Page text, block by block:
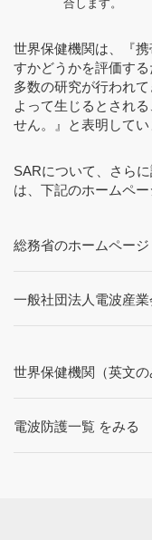
合します。
世界保健機関は、『
すかどうかを評価す
多数の研究が行われ
よって生じるとされ
せん。』と表明してい
SARについて、さら
は、下記のホームペー
総務省のホームページ
一般社団法人電波産
世界保健機関（英文の
電波防護一覧 をみる